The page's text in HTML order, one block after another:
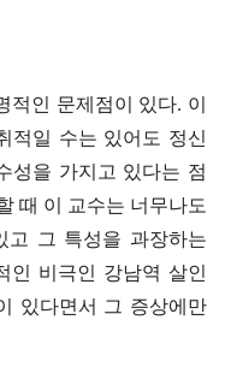
적인 문제점이 있다. 이
적일 수는 있어도 정신
성을 가지고 있다는 점
때 이 교수는 너무나도
고 그 특성을 과장하는
인 비극인 강남역 살인
있다면서 그 증상에만